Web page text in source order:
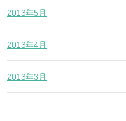
2013年5月
2013年4月
2013年3月